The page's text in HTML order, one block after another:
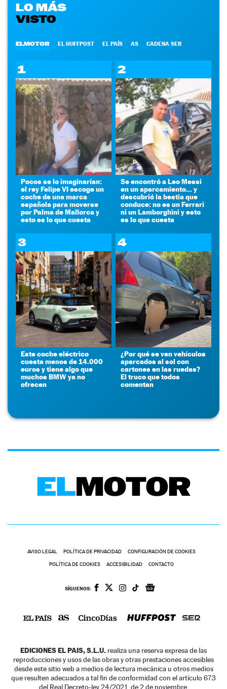
LO MÁS
VISTO
ELMOTOR EL HUFFPOST EL PAÍS AS CADENA SER
1
Pocos se lo imaginarían:
el rey Felipe VI escoge un
coche de una marca
española para moverse
por Palma de Mallorca y
esto es lo que cuesta
2
Se encontró a Leo Messi
en un aparcamiento... y
descubrió la bestia que
conduce: no es un Ferrari
ni un Lamborghini y esto
es lo que cuesta
3
Este coche eléctrico
cuesta menos de 14.000
euros y tiene algo que
muchos BMW ya no
ofrecen
4
¿Por qué se ven vehículos
aparcados al sol con
cartones en las ruedas?
El truco que todos
comentan
AVISO LEGAL POLÍTICA DE PRIVACIDAD CONFIGURACIÓN DE COOKIES
POLÍTICA DE COOKIES ACCESIBILIDAD CONTACTO
SÍGUENOS:
EDICIONES EL PAIS, S.L.U. realiza una reserva expresa de las
reproducciones y usos de las obras y otras prestaciones accesibles
desde este sitio web a medios de lectura mecánica u otros medios
que resulten adecuados a tal fin de conformidad con el artículo 67.3
del Real Decreto-ley 24/2021, de 2 de noviembre.